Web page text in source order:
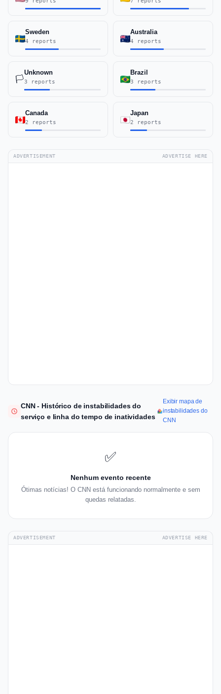
Sweden
4 reports
Australia
4 reports
🏳️
Unknown
3 reports
Brazil
3 reports
Canada
2 reports
Japan
2 reports
ADVERTISEMENT ADVERTISE HERE
CNN - Histórico de instabilidades do
serviço e linha do tempo de inatividades
Exibir mapa de
instabilidades do
CNN
✅
Nenhum evento recente
Ótimas notícias! O CNN está funcionando normalmente e sem
quedas relatadas.
ADVERTISEMENT ADVERTISE HERE